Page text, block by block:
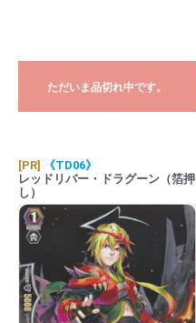
ただいま品切れ中です。
[PR]
《TD06》
レッドリバー・ドラグーン（箔押
し）